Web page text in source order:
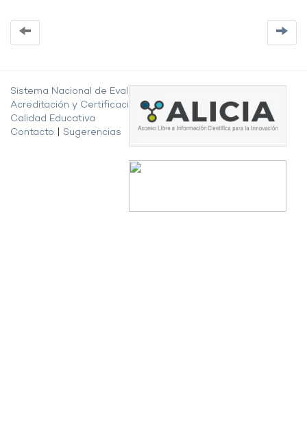
Sistema Nacional de Evaluación,
Acreditación y Certificación de la
Calidad Educativa
Contacto
Sugerencias